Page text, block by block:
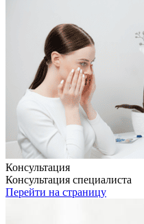
Консультация
Консультация специалиста
Перейти на страницу